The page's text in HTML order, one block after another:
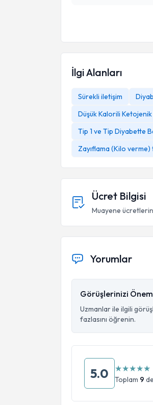
İlgi Alanları
Sürekli iletişim
Düşük Kalorili
Tip 1 ve Tip Diyabette
Zayıflama (Kilo verme)
Ücret Bilgisi
Muayene
Yorumlar
Görüşlerinizi
Uzmanlar ile ilgili
fazlasını öğrenin.
5.0 ★★★★★
Toplam 9